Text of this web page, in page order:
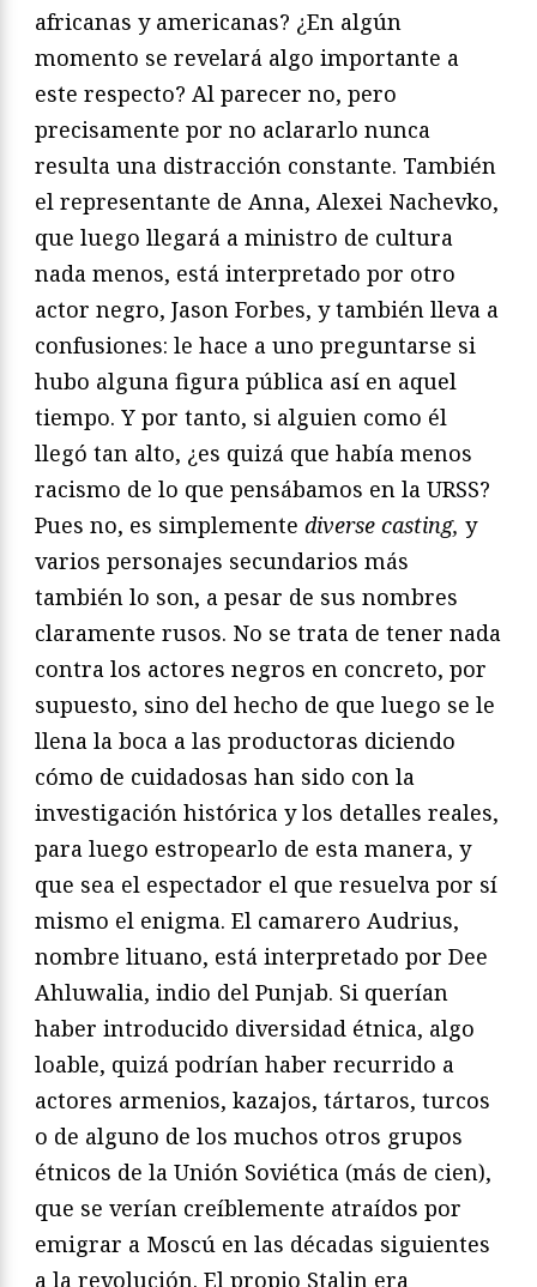
africanas y americanas? ¿En algún
momento se revelará algo importante a
este respecto? Al parecer no, pero
precisamente por no aclararlo nunca
resulta una distracción constante. También
el representante de Anna, Alexei Nachevko,
que luego llegará a ministro de cultura
nada menos, está interpretado por otro
actor negro, Jason Forbes, y también lleva a
confusiones: le hace a uno preguntarse si
hubo alguna figura pública así en aquel
tiempo. Y por tanto, si alguien como él
llegó tan alto, ¿es quizá que había menos
racismo de lo que pensábamos en la URSS?
Pues no, es simplemente diverse casting, y
varios personajes secundarios más
también lo son, a pesar de sus nombres
claramente rusos. No se trata de tener nada
contra los actores negros en concreto, por
supuesto, sino del hecho de que luego se le
llena la boca a las productoras diciendo
cómo de cuidadosas han sido con la
investigación histórica y los detalles reales,
para luego estropearlo de esta manera, y
que sea el espectador el que resuelva por sí
mismo el enigma. El camarero Audrius,
nombre lituano, está interpretado por Dee
Ahluwalia, indio del Punjab. Si querían
haber introducido diversidad étnica, algo
loable, quizá podrían haber recurrido a
actores armenios, kazajos, tártaros, turcos
o de alguno de los muchos otros grupos
étnicos de la Unión Soviética (más de cien),
que se verían creíblemente atraídos por
emigrar a Moscú en las décadas siguientes
a la revolución. El propio Stalin era